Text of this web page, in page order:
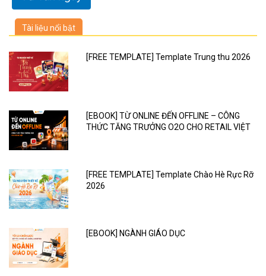
Tài liệu nổi bật
[FREE TEMPLATE] Template Trung thu 2026
[EBOOK] TỪ ONLINE ĐẾN OFFLINE – CÔNG
THỨC TĂNG TRƯỞNG O2O CHO RETAIL VIỆT
[FREE TEMPLATE] Template Chào Hè Rực Rỡ
2026
[EBOOK] NGÀNH GIÁO DỤC